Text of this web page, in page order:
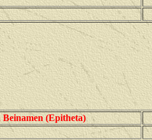
Beinamen (Epitheta)